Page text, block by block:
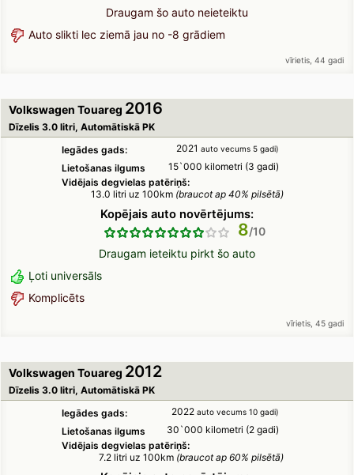
Draugam šo auto neieteiktu
Auto slikti lec ziemā jau no -8 grādiem
vīrietis, 44 gadi
Volkswagen Touareg 2016
Dīzelis 3.0 litri, Automātiskā PK
Iegādes gads:
2021 auto vecums 5 gadi)
Lietošanas ilgums
15`000 kilometri (3 gadi)
Vidējais degvielas patēriņš:
13.0 litri uz 100km (braucot ap 40% pilsētā)
Kopējais auto novērtējums:
8
Draugam ieteiktu pirkt šo auto
Ļoti universāls
Komplicēts
vīrietis, 45 gadi
Volkswagen Touareg 2012
Dīzelis 3.0 litri, Automātiskā PK
Iegādes gads:
2022 auto vecums 10 gadi)
Lietošanas ilgums
30`000 kilometri (2 gadi)
Vidējais degvielas patēriņš:
7.2 litri uz 100km (braucot ap 60% pilsētā)